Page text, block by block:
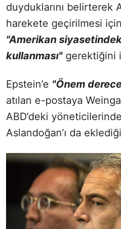
duyduklarını belirterek
harekete geçirilmesi
"Amerikan
kullanması"gerektiğini
Epstein’e "Önem
atılan e-postaya
ABD’deki
Aslandoğan’ı da